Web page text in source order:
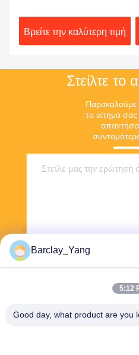
Βρείτε την καλύτερη τιμή
Στείλτε το
Παρακαλούμε
το αίτημά
Barclay_Yang
5:12
Good day, what product are you